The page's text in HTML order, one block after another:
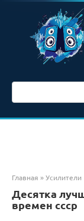
контенту
Главная »Усилители
Десятка
времен ссср